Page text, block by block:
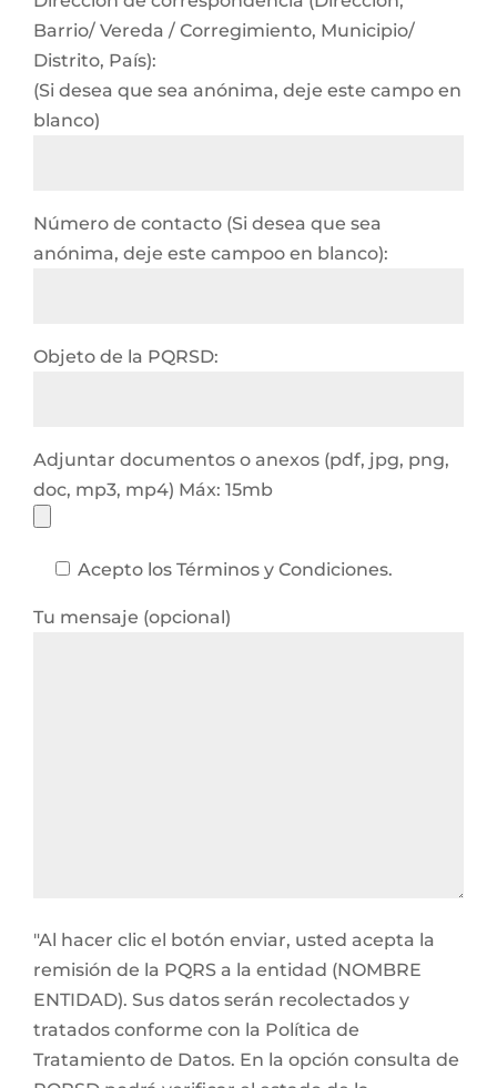
Barrio/ Vereda / Corregimiento, Municipio/
Distrito, País):
(Si desea que sea anónima, deje este campo en
blanco)
Número de contacto (Si desea que sea
anónima, deje este campoo en blanco):
Objeto de la PQRSD:
Adjuntar documentos o anexos (pdf, jpg, png,
doc, mp3, mp4) Máx: 15mb
Acepto los Términos y Condiciones.
Tu mensaje (opcional)
"Al hacer clic el botón enviar, usted acepta la
remisión de la PQRS a la entidad (NOMBRE
ENTIDAD). Sus datos serán recolectados y
tratados conforme con la Política de
Tratamiento de Datos. En la opción consulta de